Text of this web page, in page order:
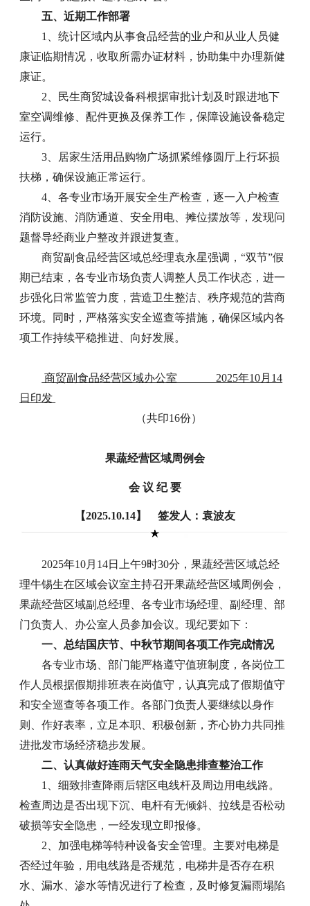
五、近期工作部署
1、统计区域内从事食品经营的业户和从业人员健
康证临期情况，收取所需办证材料，协助集中办理新健
康证。
2、民生商贸城设备科根据审批计划及时跟进地下
室空调维修、配件更换及保养工作，保障设施设备稳定
运行。
3、居家生活用品购物广场抓紧维修圆厅上行坏损
扶梯，确保设施正常运行。
4、各专业市场开展安全生产检查，逐一入户检查
消防设施、消防通道、安全用电、摊位摆放等，发现问
题督导经商业户整改并跟进复查。
商贸副食品经营区域总经理袁永星强调，“双节”假
期已结束，各专业市场负责人调整人员工作状态，进一
步强化日常监管力度，营造卫生整洁、秩序规范的营商
环境。同时，严格落实安全巡查等措施，确保区域内各
项工作持续平稳推进、向好发展。
商贸副食品经营区域办公室 2025年10月14
日印发
（共印16份）
果蔬经营区域周例会
会 议 纪 要
【2025.10.14】 签发人：袁波友
2025年10月14日上午9时30分，果蔬经营区域总经
理牛锡生在区域会议室主持召开果蔬经营区域周例会，
果蔬经营区域副总经理、各专业市场经理、副经理、部
门负责人、办公室人员参加会议。现纪要如下：
一、总结国庆节、中秋节期间各项工作完成情况
各专业市场、部门能严格遵守值班制度，各岗位工
作人员根据假期排班表在岗值守，认真完成了假期值守
和安全巡查等各项工作。各部门负责人要继续以身作
则、作好表率，立足本职、积极创新，齐心协力共同推
进批发市场经济稳步发展。
二、认真做好连雨天气安全隐患排查整治工作
1、细致排查降雨后辖区电线杆及周边用电线路。
检查周边是否出现下沉、电杆有无倾斜、拉线是否松动
破损等安全隐患，一经发现立即报修。
2、加强电梯等特种设备安全管理。主要对电梯是
否经过年验，用电线路是否规范，电梯井是否存在积
水、漏水、渗水等情况进行了检查，及时修复漏雨塌陷